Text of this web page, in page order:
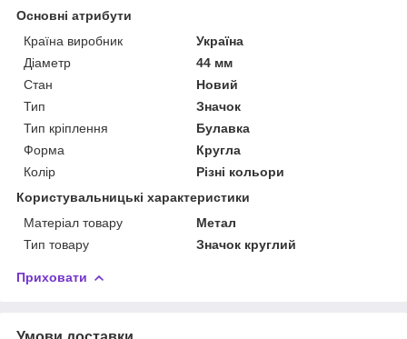
Основні атрибути
Країна виробник
Україна
Діаметр
44 мм
Стан
Новий
Тип
Значок
Тип кріплення
Булавка
Форма
Кругла
Колір
Різні кольори
Користувальницькі характеристики
Матеріал товару
Метал
Тип товару
Значок круглий
Приховати